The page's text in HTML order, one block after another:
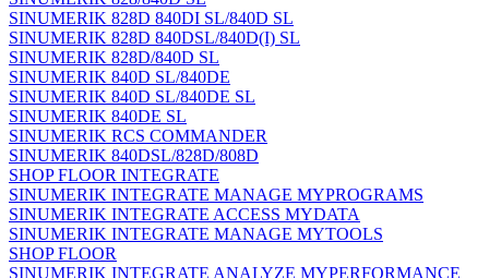
SINUMERIK 828D 840DI SL/840D SL
SINUMERIK 828D 840DSL/840D(I) SL
SINUMERIK 828D/840D SL
SINUMERIK 840D SL/840DE
SINUMERIK 840D SL/840DE SL
SINUMERIK 840DE SL
SINUMERIK RCS COMMANDER
SINUMERIK 840DSL/828D/808D
SHOP FLOOR INTEGRATE
SINUMERIK INTEGRATE MANAGE MYPROGRAMS
SINUMERIK INTEGRATE ACCESS MYDATA
SINUMERIK INTEGRATE MANAGE MYTOOLS
SHOP FLOOR
SINUMERIK INTEGRATE ANALYZE MYPERFORMANCE